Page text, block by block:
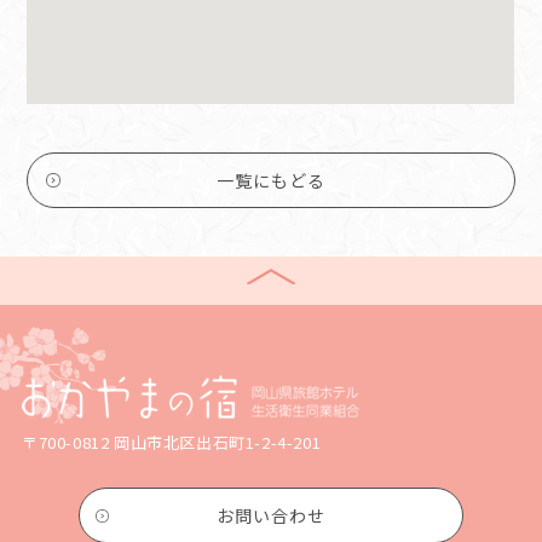
一覧にもどる
〒700-0812 岡山市北区出石町1-2-4-201
お問い合わせ